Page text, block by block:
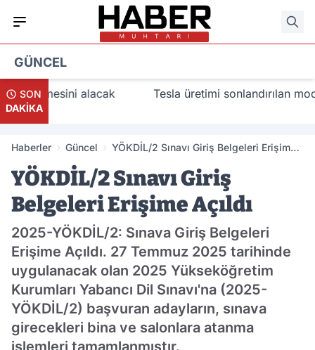
GÜNCEL
SON
DAKİKA
alacak Tesla üretimi sonlandırılan
Haberler Güncel
YÖKDİL/2 Sınavı Giriş Belgeleri Erişime
YÖKDİL/2 Sınavı Giriş
Belgeleri Erişime Açıldı
2025-YÖKDİL/2: Sınava Giriş Belgeleri
Erişime Açıldı. 27 Temmuz 2025 tarihinde
uygulanacak olan 2025 Yükseköğretim
Kurumları Yabancı Dil Sınavı'na (2025-
YÖKDİL/2) başvuran adayların, sınava
girecekleri bina ve salonlara atanma
işlemleri tamamlanmıştır.